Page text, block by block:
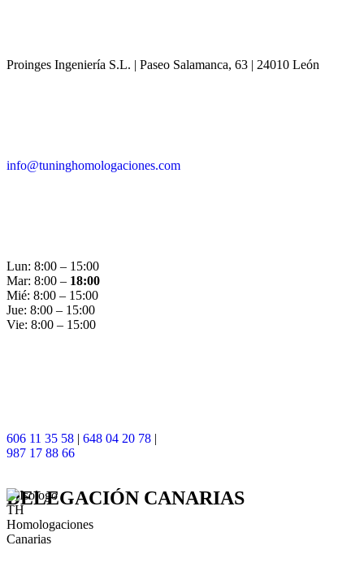
Proinges Ingeniería S.L. | Paseo Salamanca, 63 | 24010 León
info@tuninghomologaciones.com
Lun: 8:00 – 15:00
Mar: 8:00 – 18:00
Mié: 8:00 – 15:00
Jue: 8:00 – 15:00
Vie: 8:00 – 15:00
606 11 35 58 | 648 04 20 78 |
987 17 88 66
DELEGACIÓN CANARIAS